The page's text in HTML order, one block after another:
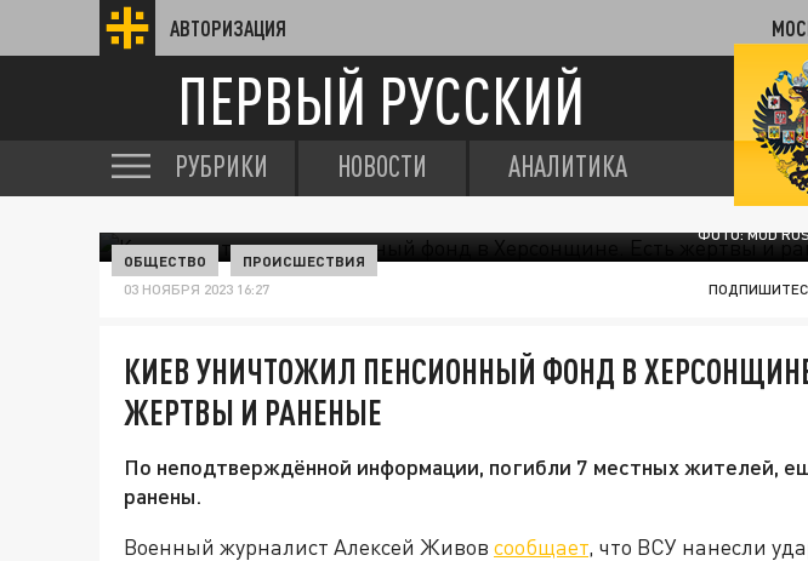
АВТОРИЗАЦИЯ
ПЕРВЫЙ РУССКИЙ
РУБРИКИ НОВОСТИ АНАЛИТИКА
ФОТО: MOD
ОБЩЕСТВО ПРОИСШЕСТВИЯ
03 НОЯБРЯ 2023 16:27
КИЕВ УНИЧТОЖИЛ ПЕНСИОННЫЙ ФОНД В
ЖЕРТВЫ И РАНЕНЫЕ
По неподтверждённой информации, погибли 7 местных жителей,
ранены.
Военный журналист Алексей Живов сообщает, что ВСУ нанесли